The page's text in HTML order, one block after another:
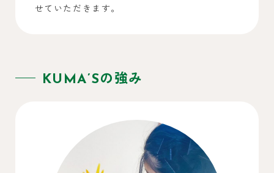
せていただきます。
KUMA’Sの強み